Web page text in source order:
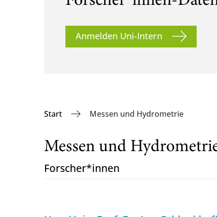
Anmelden Uni-Intern
Start Messen und Hydrometrie
Messen und
Forscher*innen